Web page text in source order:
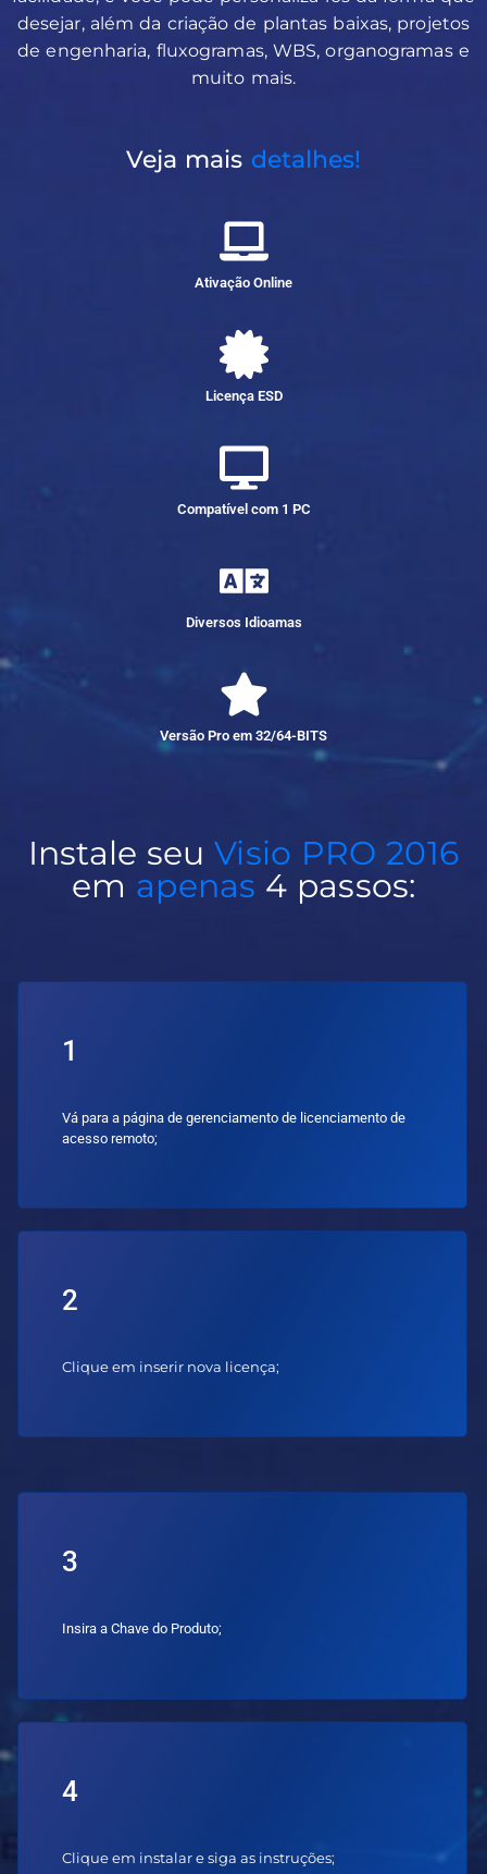
desejar, além da criação de plantas baixas, projetos
de engenharia, fluxogramas, WBS, organogramas e
muito mais.
Veja mais detalhes!
Ativação Online
Licença ESD
Compatível com 1 PC
Diversos Idioamas
Versão Pro em 32/64-BITS
Instale seuVisio PRO 2016
em apenas 4 passos:
1
Vá para a página de gerenciamento de licenciamento de
acesso remoto;
2
Clique em inserir nova licença;
3
Insira a Chave do Produto;
4
Clique em instalar e siga as instruções;